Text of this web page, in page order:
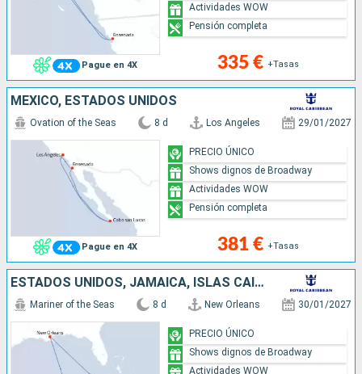
Pague en 4X 335 € +Tasas
Actividades WOW
Pensión completa
MÉXICO, ESTADOS UNIDOS
Pague en 4X
Ovation of the Seas 8 d Los Angeles 29/01/2027
381 € +Tasas
PRECIO ÚNICO
Shows dignos de Broadway
Actividades WOW
Pensión completa
ESTADOS UNIDOS, JAMAICA, ISLAS CAIMÁN, MÉXICO
Mariner of the Seas 8 d New Orleans 30/01/2027
PRECIO ÚNICO
Shows dignos de Broadway
Actividades WOW